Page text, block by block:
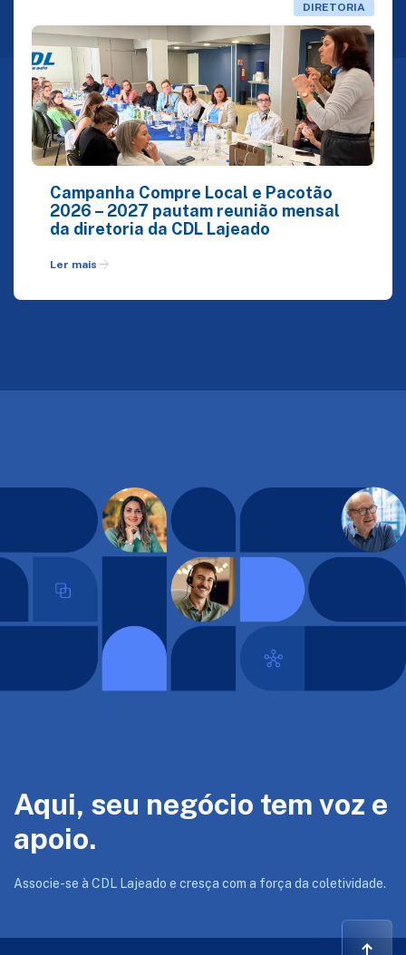
DIRETORIA
Campanha Compre Local e Pacotão
2026 – 2027 pautam reunião mensal
da diretoria da CDL Lajeado
Ler mais arrow_forward
Aqui, seu negócio tem voz e
apoio.
Associe-se à CDL Lajeado e cresça com a força da coletividade.